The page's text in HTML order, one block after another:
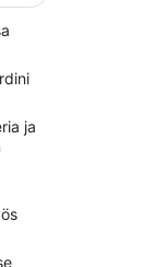
ja